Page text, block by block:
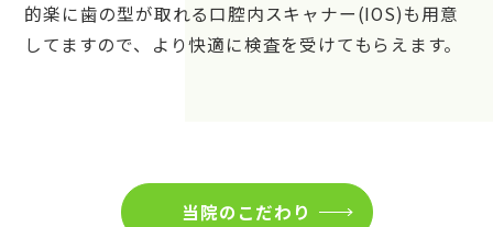
的楽に歯の型が取れる口腔内スキャナー(IOS)も用意
してますので、より快適に検査を受けてもらえます。
当院のこだわり